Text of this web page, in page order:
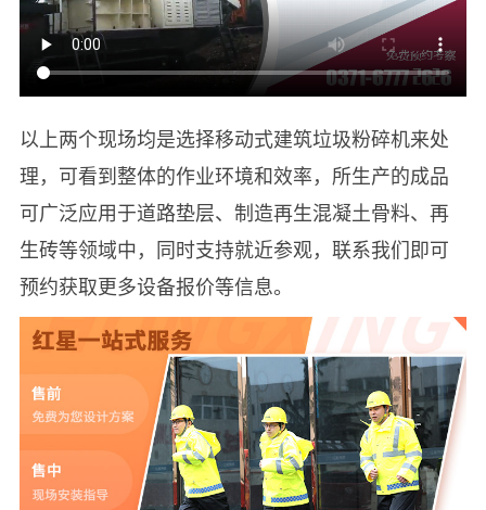
以上两个现场均是选择移动式建筑垃圾粉碎机来处
理，可看到整体的作业环境和效率，所生产的成品
可广泛应用于道路垫层、制造再生混凝土骨料、再
生砖等领域中，同时支持就近参观，联系我们即可
预约获取更多设备报价等信息。